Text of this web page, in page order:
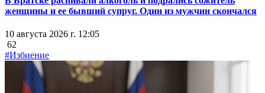
женщины и ее бывший супруг. Один из мужчин скончался
10 августа 2026 г. 12:05
62
#Избиение